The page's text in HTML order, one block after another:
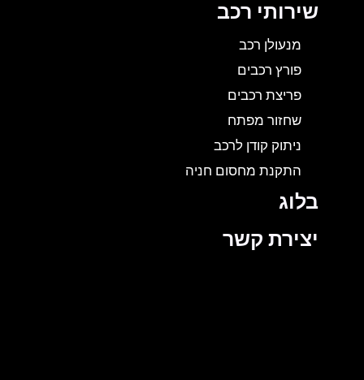
שירותי רכב
מנעולן רכב
פורץ רכבים
פריצת רכבים
שחזור מפתח
ניתוק קודן לרכב
התקנת מחסום חניה
בלוג
יצירת קשר